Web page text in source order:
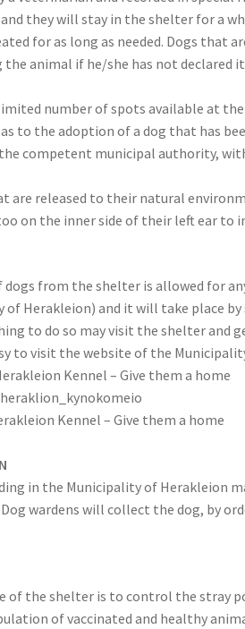
they will stay in the shelter for a
for as long as needed. Dogs that
the animal if he/she has not declared
number of spots available at
to the adoption of a dog that has
competent municipal authority,
are released to their natural
on the inner side of their left ear to
from the shelter is allowed for
of Herakleion) and it will take place
to do so may visit the shelter and
to visit the website of the
Kennel – Give them a home
Kennel – Give them a home
in the Municipality of Herakleion
wardens will collect the dog, by
of the shelter is to control the stray
of vaccinated and healthy